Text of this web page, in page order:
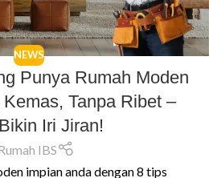
NEWS
Punya Rumah Moden
Tanpa Ribet –
Iri Jiran!
IBS
impian anda dengan 8 tips